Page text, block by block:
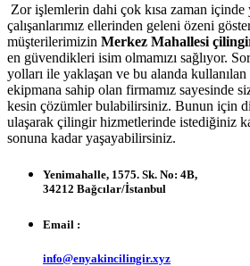
Zor işlemlerin dahi çok kısa zaman içinde
çalışanlarımız ellerinden geleni özeni
müşterilerimizin Merkez Mahallesi
en güvendikleri isim olmamızı sağlıyor.
yolları ile yaklaşan ve bu alanda
ekipmana sahip olan firmamız sayesinde
kesin çözümler bulabilirsiniz. Bunun için
ulaşarak çilingir hizmetlerinde istediğiniz
sonuna kadar yaşayabilirsiniz.
Yenimahalle, 1575. Sk. No: 4B,
34212 Bağcılar/İstanbul
Email :
info@enyakincilingir.xyz